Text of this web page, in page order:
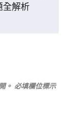
全解析
。 必填欄位標示